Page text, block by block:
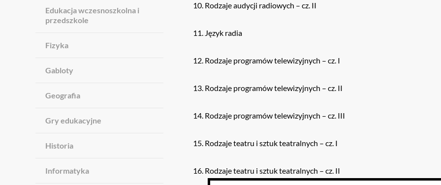
Edukacja wczesnoszkolna i
przedszkole
Fizyka
Gabloty
Geografia
Gry edukacyjne
Historia
Informatyka
Rodzaje audycji radiowych – cz. II
Język radia
Rodzaje programów telewizyjnych – cz. I
Rodzaje programów telewizyjnych – cz. II
Rodzaje programów telewizyjnych – cz. III
Rodzaje teatru i sztuk teatralnych – cz. I
Rodzaje teatru i sztuk teatralnych – cz. II